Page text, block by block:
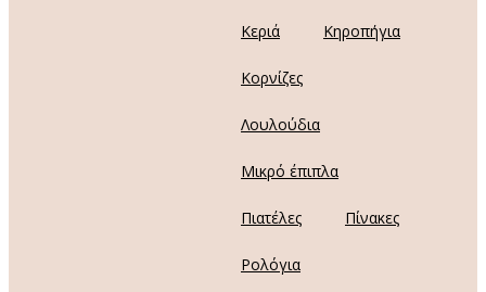
Κεριά Κηροπήγια
Κορνίζες
Λουλούδια
Μικρό έπιπλα
Πιατέλες Πίνακες
Ρολόγια